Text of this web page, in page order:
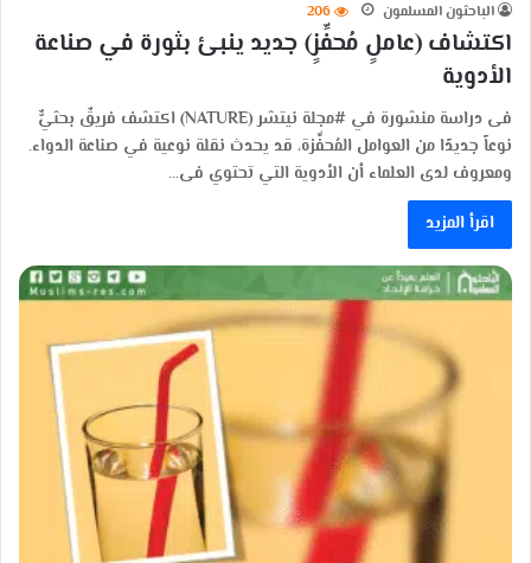
الباحثون المسلمون 206
اكتشاف (عاملٍ مُحفِّزٍ) جديد ينبئ بثورة في صناعة
الأدوية
فى دراسة منشورة في #مجلة نيتشر (NATURE) اكتشف فريقٌ بحثيٌّ
نوعاً جديدًا من العوامل المُحفِّزة، قد يحدث نقلة نوعية في صناعة الدواء.
ومعروف لدى العلماء أن الأدوية التي تحتوي فى…
اقرأ المزيد